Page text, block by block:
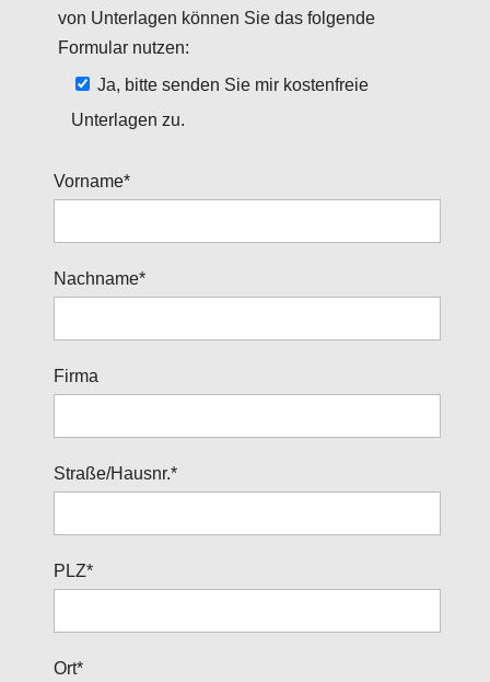
von Unterlagen können Sie das folgende
Formular nutzen:
Ja, bitte senden Sie mir kostenfreie
Unterlagen zu.
Vorname*
Nachname*
Firma
Straße/Hausnr.*
PLZ*
Ort*